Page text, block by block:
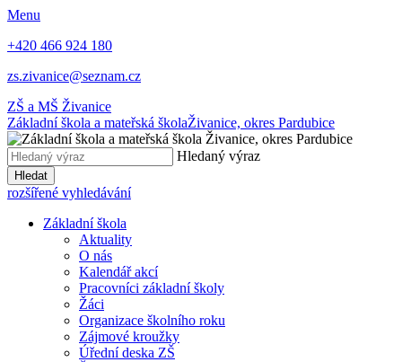
Menu
+420 466 924 180
zs.zivanice@seznam.cz
ZŠ a MŠ Živanice
Základní škola a mateřská školaŽivanice, okres Pardubice
Hledaný výraz
Hledat
rozšířené vyhledávání
Základní škola
Aktuality
O nás
Kalendář akcí
Pracovníci základní školy
Žáci
Organizace školního roku
Zájmové kroužky
Úřední deska ZŠ